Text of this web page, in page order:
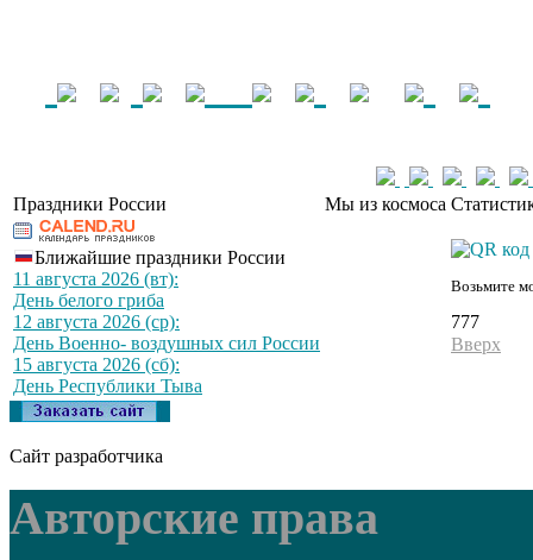
Праздники России Мы из космоса
Ближайшие праздники России
11 августа 2026 (вт):
День белого гриба
12 августа 2026 (ср):
День Военно- воздушных сил России
15 августа 2026 (сб):
День Республики Тыва
Возьмите
777
Вверх
Сайт разработчика
Авторские права